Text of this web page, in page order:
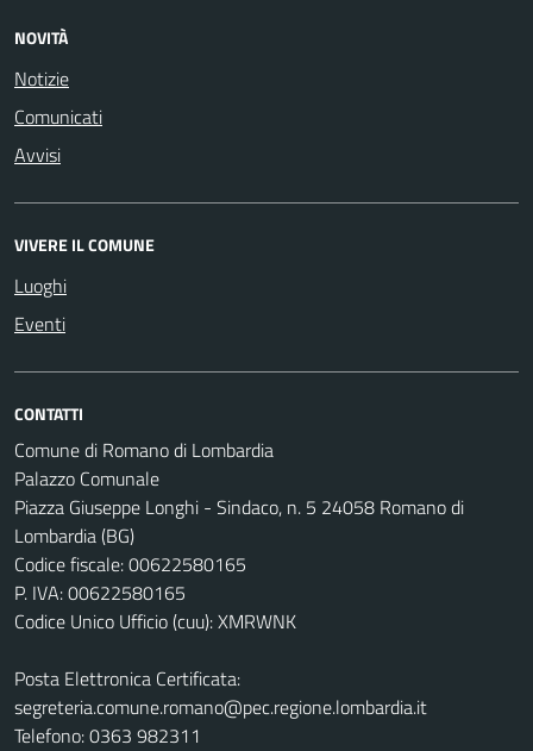
NOVITÀ
Notizie
Comunicati
Avvisi
VIVERE IL COMUNE
Luoghi
Eventi
CONTATTI
Comune di Romano di Lombardia
Palazzo Comunale
Piazza Giuseppe Longhi - Sindaco, n. 5 24058 Romano di
Lombardia (BG)
Codice fiscale: 00622580165
P. IVA: 00622580165
Codice Unico Ufficio (cuu): XMRWNK
Posta Elettronica Certificata:
segreteria.comune.romano@pec.regione.lombardia.it
Telefono: 0363 982311